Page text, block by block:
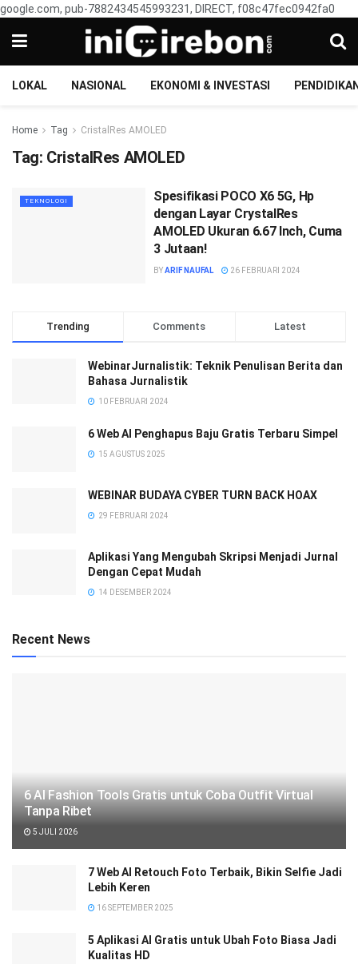
google.com, pub-7882434545993231, DIRECT, f08c47fec0942fa0
LOKAL NASIONAL EKONOMI & INVESTASI
Home Tag CristalRes AMOLED
Tag: CristalRes AMOLED
TEKNOLOGI
Spesifikasi POCO X6 5G, Hp
dengan Layar CrystalRes
AMOLED Ukuran 6.67 Inch, Cuma
3 Jutaan!
BYARIF NAUFAL 26 FEBRUARI 2024
Trending Comments Latest
WebinarJurnalistik: Teknik Penulisan Berita dan
Bahasa Jurnalistik
10 FEBRUARI 2024
6 Web AI Penghapus Baju Gratis Terbaru Simpel
15 AGUSTUS 2025
WEBINAR BUDAYA CYBER TURN BACK HOAX
29 FEBRUARI 2024
Aplikasi Yang Mengubah Skripsi Menjadi Jurnal
Dengan Cepat Mudah
14 DESEMBER 2024
Recent News
6 AI Fashion Tools Gratis untuk Coba Outfit Virtual
Tanpa Ribet
5 JULI 2026
7 Web AI Retouch Foto Terbaik, Bikin Selfie Jadi
Lebih Keren
16 SEPTEMBER 2025
5 Aplikasi AI Gratis untuk Ubah Foto Biasa Jadi
Kualitas HD